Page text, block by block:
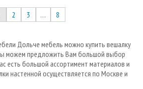
2 3 … 8
Дольче мебель можно купить вешалку
можем предложить Вам большой выбор
есть большой ассортимент материалов и
настенной осуществляется по Москве и